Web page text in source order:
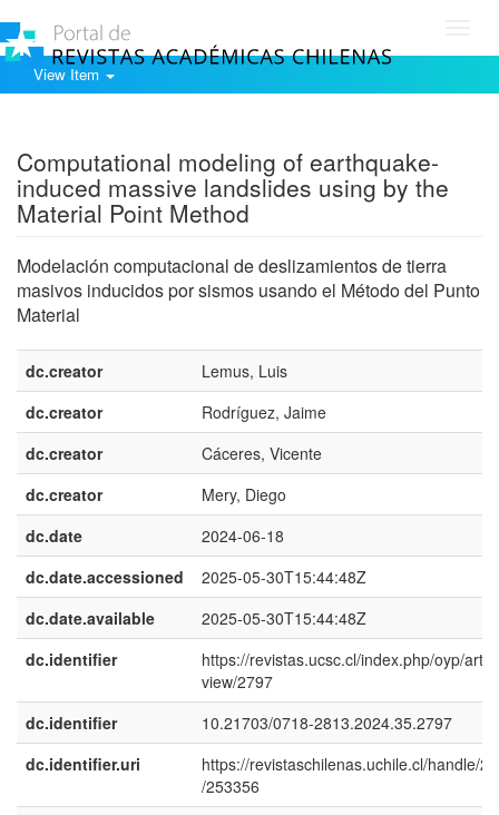
View Item
Computational modeling of earthquake-
induced massive landslides using by the
Material Point Method
Modelación computacional de deslizamientos de tierra
masivos inducidos por sismos usando el Método del Punto
Material
dc.creator
Lemus, Luis
dc.creator
Rodríguez, Jaime
dc.creator
Cáceres, Vicente
dc.creator
Mery, Diego
dc.date
2024-06-18
dc.date.accessioned
2025-05-30T15:44:48Z
dc.date.available
2025-05-30T15:44:48Z
dc.identifier
https://revistas.ucsc.cl/index.php/oyp/
view/2797
dc.identifier
10.21703/0718-2813.2024.35.2797
dc.identifier.uri
https://revistaschilenas.uchile.cl/handle/
/253356